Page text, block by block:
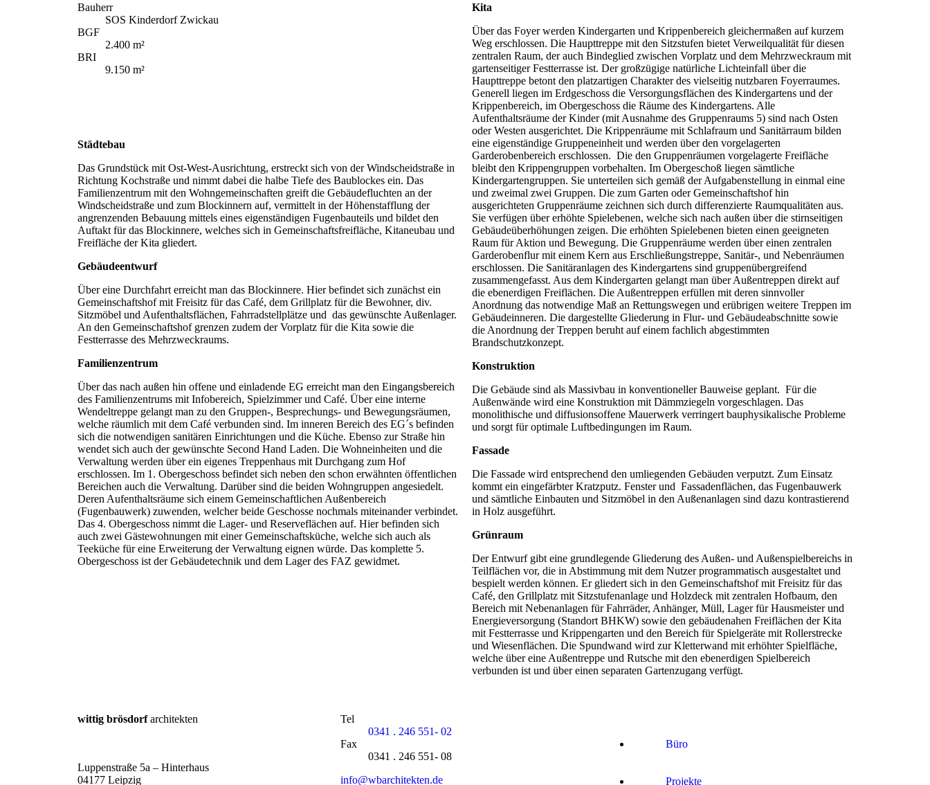
Bauherr
SOS Kinderdorf Zwickau
BGF
2.400 m²
BRI
9.150 m²
Städtebau
Das Grundstück mit Ost-West-Ausrichtung, erstreckt sich von der Windscheidstraße in
Richtung Kochstraße und nimmt dabei die halbe Tiefe des Baublockes ein. Das
Familienzentrum mit den Wohngemeinschaften greift die Gebäudefluchten an der
Windscheidstraße und zum Blockinnern auf, vermittelt in der Höhenstafflung der
angrenzenden Bebauung mittels eines eigenständigen Fugenbauteils und bildet den
Auftakt für das Blockinnere, welches sich in Gemeinschaftsfreifläche, Kitaneubau und
Freifläche der Kita gliedert.
Gebäudeentwurf
Über eine Durchfahrt erreicht man das Blockinnere. Hier befindet sich zunächst ein
Gemeinschaftshof mit Freisitz für das Café, dem Grillplatz für die Bewohner, div.
Sitzmöbel und Aufenthaltsflächen, Fahrradstellplätze und das gewünschte Außenlager.
An den Gemeinschaftshof grenzen zudem der Vorplatz für die Kita sowie die
Festterrasse des Mehrzweckraums.
Familienzentrum
Über das nach außen hin offene und einladende EG erreicht man den Eingangsbereich
des Familienzentrums mit Infobereich, Spielzimmer und Café. Über eine interne
Wendeltreppe gelangt man zu den Gruppen-, Besprechungs- und Bewegungsräumen,
welche räumlich mit dem Café verbunden sind. Im inneren Bereich des EG´s befinden
sich die notwendigen sanitären Einrichtungen und die Küche. Ebenso zur Straße hin
wendet sich auch der gewünschte Second Hand Laden. Die Wohneinheiten und die
Verwaltung werden über ein eigenes Treppenhaus mit Durchgang zum Hof
erschlossen. Im 1. Obergeschoss befindet sich neben den schon erwähnten öffentlichen
Bereichen auch die Verwaltung. Darüber sind die beiden Wohngruppen angesiedelt.
Deren Aufenthaltsräume sich einem Gemeinschaftlichen Außenbereich
(Fugenbauwerk) zuwenden, welcher beide Geschosse nochmals miteinander verbindet.
Das 4. Obergeschoss nimmt die Lager- und Reserveflächen auf. Hier befinden sich
auch zwei Gästewohnungen mit einer Gemeinschaftsküche, welche sich auch als
Teeküche für eine Erweiterung der Verwaltung eignen würde. Das komplette 5.
Obergeschoss ist der Gebäudetechnik und dem Lager des FAZ gewidmet.
Kita
Über das Foyer werden Kindergarten und Krippenbereich gleichermaßen auf kurzem
Weg erschlossen. Die Haupttreppe mit den Sitzstufen bietet Verweilqualität für diesen
zentralen Raum, der auch Bindeglied zwischen Vorplatz und dem Mehrzweckraum mit
gartenseitiger Festterrasse ist. Der großzügige natürliche Lichteinfall über die
Haupttreppe betont den platzartigen Charakter des vielseitig nutzbaren Foyerraumes.
Generell liegen im Erdgeschoss die Versorgungsflächen des Kindergartens und der
Krippenbereich, im Obergeschoss die Räume des Kindergartens. Alle
Aufenthaltsräume der Kinder (mit Ausnahme des Gruppenraums 5) sind nach Osten
oder Westen ausgerichtet. Die Krippenräume mit Schlafraum und Sanitärraum bilden
eine eigenständige Gruppeneinheit und werden über den vorgelagerten
Garderobenbereich erschlossen. Die den Gruppenräumen vorgelagerte Freifläche
bleibt den Krippengruppen vorbehalten. Im Obergeschoß liegen sämtliche
Kindergartengruppen. Sie unterteilen sich gemäß der Aufgabenstellung in einmal eine
und zweimal zwei Gruppen. Die zum Garten oder Gemeinschaftshof hin
ausgerichteten Gruppenräume zeichnen sich durch differenzierte Raumqualitäten aus.
Sie verfügen über erhöhte Spielebenen, welche sich nach außen über die stirnseitigen
Gebäudeüberhöhungen zeigen. Die erhöhten Spielebenen bieten einen geeigneten
Raum für Aktion und Bewegung. Die Gruppenräume werden über einen zentralen
Garderobenflur mit einem Kern aus Erschließungstreppe, Sanitär-, und Nebenräumen
erschlossen. Die Sanitäranlagen des Kindergartens sind gruppenübergreifend
zusammengefasst. Aus dem Kindergarten gelangt man über Außentreppen direkt auf
die ebenerdigen Freiflächen. Die Außentreppen erfüllen mit deren sinnvoller
Anordnung das notwendige Maß an Rettungswegen und erübrigen weitere Treppen im
Gebäudeinneren. Die dargestellte Gliederung in Flur- und Gebäudeabschnitte sowie
die Anordnung der Treppen beruht auf einem fachlich abgestimmten
Brandschutzkonzept.
Konstruktion
Die Gebäude sind als Massivbau in konventioneller Bauweise geplant. Für die
Außenwände wird eine Konstruktion mit Dämmziegeln vorgeschlagen. Das
monolithische und diffusionsoffene Mauerwerk verringert bauphysikalische Probleme
und sorgt für optimale Luftbedingungen im Raum.
Fassade
Die Fassade wird entsprechend den umliegenden Gebäuden verputzt. Zum Einsatz
kommt ein eingefärbter Kratzputz. Fenster und Fassadenflächen, das Fugenbauwerk
und sämtliche Einbauten und Sitzmöbel in den Außenanlagen sind dazu kontrastierend
in Holz ausgeführt.
Grünraum
Der Entwurf gibt eine grundlegende Gliederung des Außen- und Außenspielbereichs in
Teilflächen vor, die in Abstimmung mit dem Nutzer programmatisch ausgestaltet und
bespielt werden können. Er gliedert sich in den Gemeinschaftshof mit Freisitz für das
Café, den Grillplatz mit Sitzstufenanlage und Holzdeck mit zentralen Hofbaum, den
Bereich mit Nebenanlagen für Fahrräder, Anhänger, Müll, Lager für Hausmeister und
Energieversorgung (Standort BHKW) sowie den gebäudenahen Freiflächen der Kita
mit Festterrasse und Krippengarten und den Bereich für Spielgeräte mit Rollerstrecke
und Wiesenflächen. Die Spundwand wird zur Kletterwand mit erhöhter Spielfläche,
welche über eine Außentreppe und Rutsche mit den ebenerdigen Spielbereich
verbunden ist und über einen separaten Gartenzugang verfügt.
wittig brösdorfarchitekten
Luppenstraße 5a – Hinterhaus
04177 Leipzig
Tel
0341 . 246 551- 02
Fax
0341 . 246 551- 08
info@wbarchitekten.de
Büro
Projekte